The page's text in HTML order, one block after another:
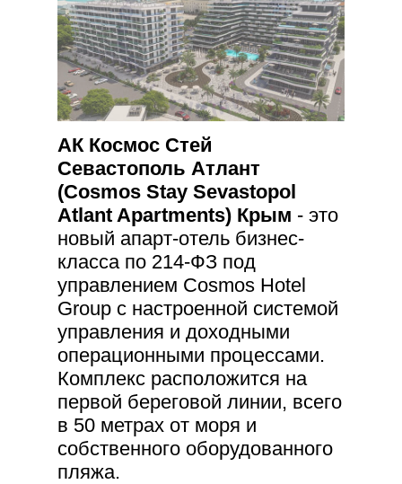
АК Космос Стей
Севастополь Атлант
(Cosmos Stay Sevastopol
Atlant Apartments) Крым - это
новый апарт-отель бизнес-
класса по 214-ФЗ под
управлением Cosmos Hotel
Group с настроенной системой
управления и доходными
операционными процессами.
Комплекс расположится на
первой береговой линии, всего
в 50 метрах от моря и
собственного оборудованного
пляжа.